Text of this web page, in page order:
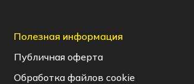
Полезная информация
Публичная оферта
Обработка файлов cookie